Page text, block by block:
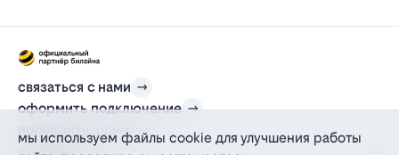
связаться с нами
оформить подключение
проверить адрес
для дома
мы используем файлы cookie для улучшения работы